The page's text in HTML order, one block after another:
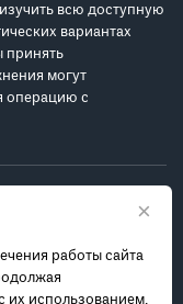
×
работы сайта
их использованием.
всю доступную
вариантах
принять
могут
операцию с